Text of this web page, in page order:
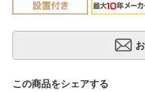
この商品をシェアする